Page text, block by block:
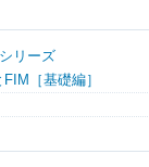
リーズ
［基礎編］